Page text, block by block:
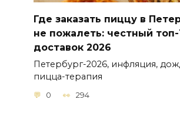
Где заказать пиццу в
не пожалеть: честный топ-
доставок 2026
Петербург-2026, инфляция,
пицца-терапия
0 294